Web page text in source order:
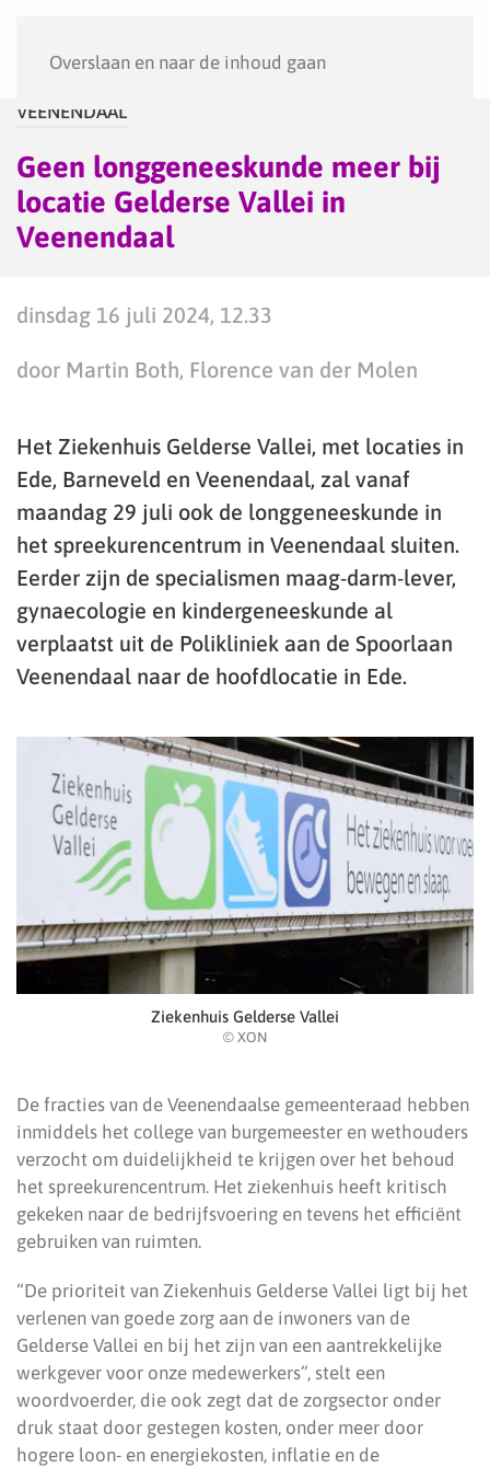
Overslaan en naar de inhoud gaan
VEENENDAAL
Geen longgeneeskunde meer bij
locatie Gelderse Vallei in
Veenendaal
dinsdag 16 juli 2024, 12.33
door Martin Both, Florence van der Molen
Het Ziekenhuis Gelderse Vallei, met locaties in
Ede, Barneveld en Veenendaal, zal vanaf
maandag 29 juli ook de longgeneeskunde in
het spreekurencentrum in Veenendaal sluiten.
Eerder zijn de specialismen maag-darm-lever,
gynaecologie en kindergeneeskunde al
verplaatst uit de Polikliniek aan de Spoorlaan
Veenendaal naar de hoofdlocatie in Ede.
Ziekenhuis Gelderse Vallei
© XON
De fracties van de Veenendaalse gemeenteraad hebben
inmiddels het college van burgemeester en wethouders
verzocht om duidelijkheid te krijgen over het behoud
het spreekurencentrum. Het ziekenhuis heeft kritisch
gekeken naar de bedrijfsvoering en tevens het efficiënt
gebruiken van ruimten.
“De prioriteit van Ziekenhuis Gelderse Vallei ligt bij het
verlenen van goede zorg aan de inwoners van de
Gelderse Vallei en bij het zijn van een aantrekkelijke
werkgever voor onze medewerkers”, stelt een
woordvoerder, die ook zegt dat de zorgsector onder
druk staat door gestegen kosten, onder meer door
hogere loon- en energiekosten, inflatie en de